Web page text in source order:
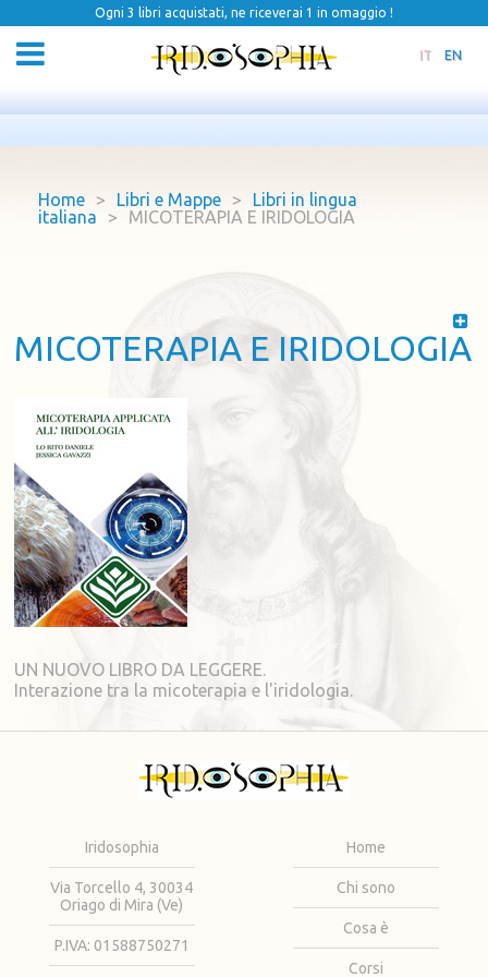
Ogni 3 libri acquistati, ne riceverai 1 in omaggio !
IT EN
Home > Libri e Mappe >
Libri in lingua
italiana
> MICOTERAPIA E IRIDOLOGIA
MICOTERAPIA E IRIDOLOGIA
UN NUOVO LIBRO DA LEGGERE.
Interazione tra la micoterapia e l'iridologia.
Iridosophia
Via Torcello 4, 30034
Oriago di Mira (Ve)
P.IVA: 01588750271
Home
Chi sono
Cosa è
Corsi